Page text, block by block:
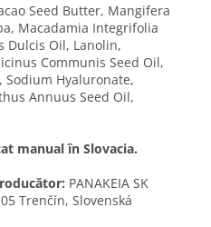
Seed Butter, Mangifera
Macadamia Integrifolia
Dulcis Oil, Lanolin,
Communis Seed Oil,
Sodium Hyaluronate,
Annuus Seed Oil,
manual în Slovacia.
PANAKEIA SK
Trenčín, Slovenská